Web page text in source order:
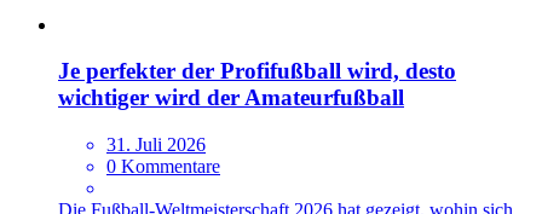
Je perfekter der Profifußball wird, desto
wichtiger wird der Amateurfußball
31. Juli 2026
0 Kommentare
Die Fußball-Weltmeisterschaft 2026 hat gezeigt, wohin sich